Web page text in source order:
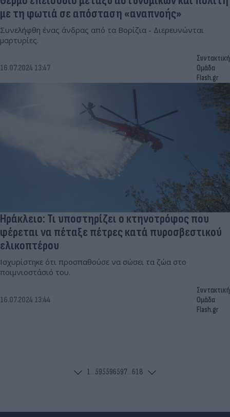
με τη φωτιά σε απόσταση «αναπνοής»
Συνελήφθη ένας άνδρας από τα Βορίζια - Διερευνώνται
μαρτυρίες.
16.07.2024 13:47
Συντακτική
Ομάδα
Flash.gr
Ηράκλειο: Τι υποστηρίζει ο κτηνοτρόφος που
φέρεται να πέταξε πέτρες κατά πυροσβεστικού
ελικοπτέρου
Ισχυρίστηκε ότι προσπαθούσε να σώσει τα ζώα στο
ποιμνιοστάσιό του.
16.07.2024 13:44
Συντακτική
Ομάδα
Flash.gr
1...595596597...618